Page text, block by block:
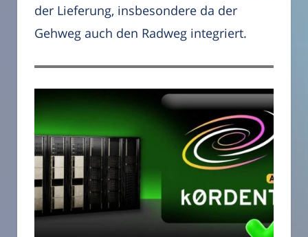
der Lieferung, insbesondere da der
Gehweg auch den Radweg integriert.